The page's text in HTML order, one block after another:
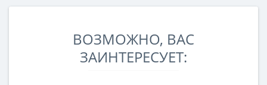
ВОЗМОЖНО, ВАС
ЗАИНТЕРЕСУЕТ: